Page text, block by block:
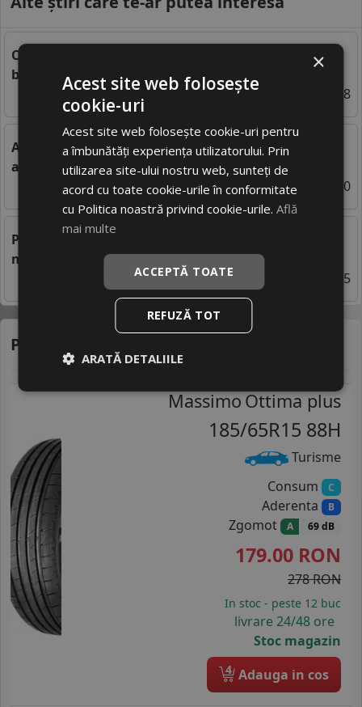
Ce inseamna ZR la anvelope si cum sa faci cea mai
buna alegere pentru performanta masinii tale
18/11/2024 07:08
Anvelope directionale vs anvelope asimetrice – ce
alegi?
26/06 10:10
Profil anvelope. Ce semnifica si de ce se face o
masurare profil anvelope
20/09/2022 14:35
Produse recomandate
MassimoOttima plus
185/65R15 88H
Turisme
Consum C
Aderenta B
Zgomot A 69 dB
179.00 RON
278 RON
In stoc - peste 12 buc
livrare 24/48 ore
Stoc magazin
4 Adauga in cos
×
Acest site web folosește
cookie-uri
Acest site web folosește cookie-uri pentru
a îmbunătăți experiența utilizatorului. Prin
utilizarea site-ului nostru web, sunteți de
acord cu toate cookie-urile în conformitate
cu Politica noastră privind cookie-urile.Află
mai multe
ACCEPTĂ TOATE
REFUZĂ TOT
ARATĂ DETALIILE